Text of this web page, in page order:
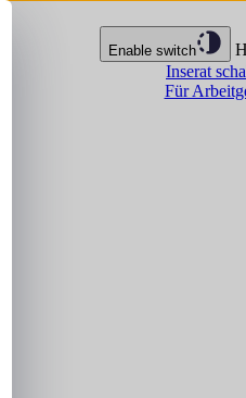
Enable switch
Inserat
Für